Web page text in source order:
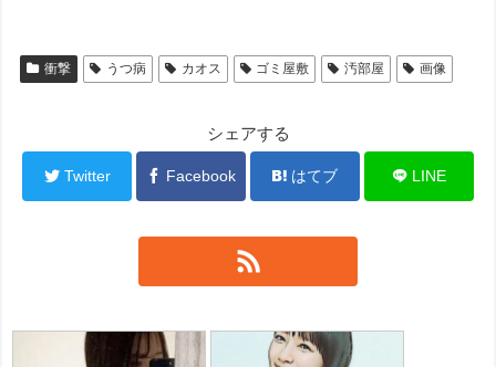
衝撃 うつ病 カオス ゴミ屋敷 汚部屋 画像
シェアする
Twitter Facebook はてブ LINE